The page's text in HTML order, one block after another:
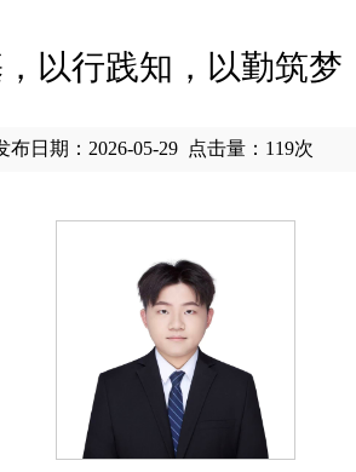
以行践知，以勤筑
布日期：2026-05-29 点击量： 119次